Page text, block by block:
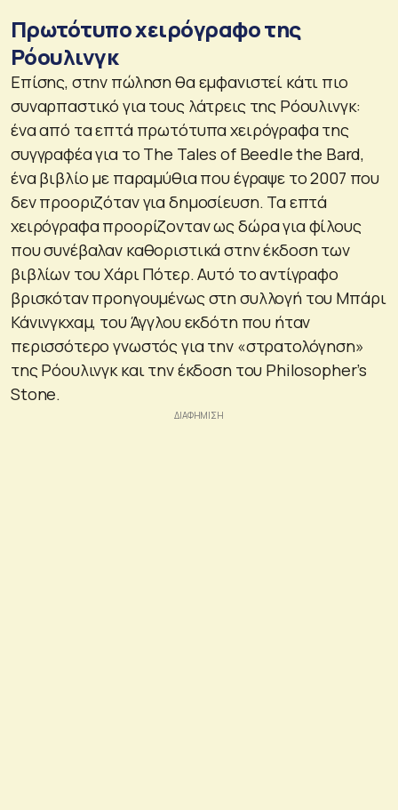
Πρωτότυπο χειρόγραφο της
Ρόουλινγκ
Επίσης, στην πώληση θα εμφανιστεί κάτι πιο
συναρπαστικό για τους λάτρεις της Ρόουλινγκ:
ένα από τα επτά πρωτότυπα χειρόγραφα της
συγγραφέα για το The Tales of Beedle the Bard,
ένα βιβλίο με παραμύθια που έγραψε το 2007 που
δεν προοριζόταν για δημοσίευση. Τα επτά
χειρόγραφα προορίζονταν ως δώρα για φίλους
που συνέβαλαν καθοριστικά στην έκδοση των
βιβλίων του Χάρι Πότερ. Αυτό το αντίγραφο
βρισκόταν προηγουμένως στη συλλογή του Μπάρι
Κάνινγκχαμ, του Άγγλου εκδότη που ήταν
περισσότερο γνωστός για την «στρατολόγηση»
της Ρόουλινγκ και την έκδοση του Philosopher’s
Stone.